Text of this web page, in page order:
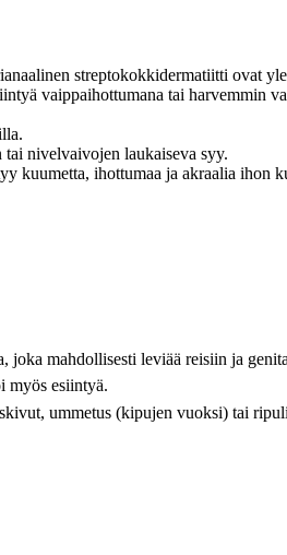
streptokokkidermatiitti ovat
vaippaihottumana tai harvemmin
nivelvaivojen laukaiseva syy.
kuumetta, ihottumaa ja akraalia ihon
joka mahdollisesti leviää reisiin ja
myös esiintyä.
ummetus (kipujen vuoksi) tai